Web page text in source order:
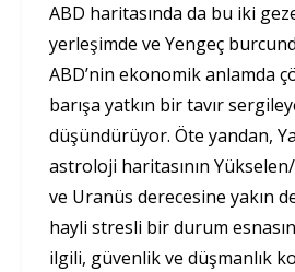
ABD haritasında da bu iki
yerleşimde ve Yengeç
ABD’nin ekonomik anlamda
barışa yatkın bir tavır
düşündürüyor. Öte yandan,
astroloji haritasının
ve Uranüs derecesine yakın
hayli stresli bir durum
ilgili, güvenlik ve düşmanlık